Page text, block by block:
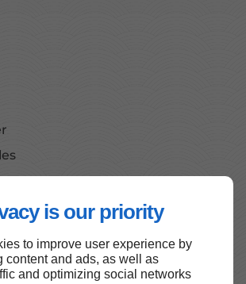
is our priority
to improve user experience by
content and ads, as well as
and optimizing social networks
Haut de page